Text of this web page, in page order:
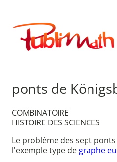
contenu
Publimath
ponts de
COMBINATOIRE
HISTOIRE DES SCIENCES
Le problème des sept
l'exemple type de graphe